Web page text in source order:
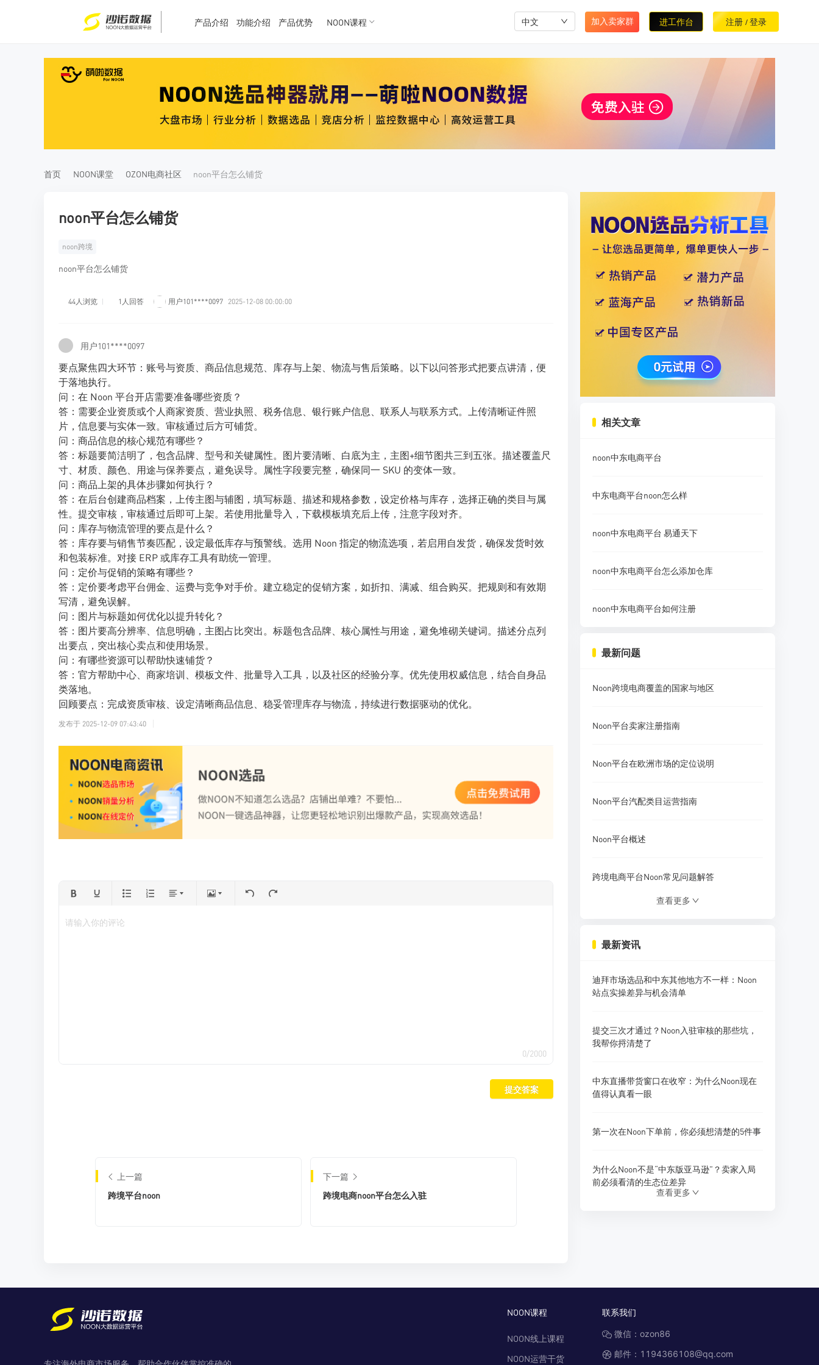
TK数据
TK数据
产品介绍 功能介绍 产品优势 NOON课程 中文 加入卖家群 进工作台 注册 /登录
首页 NOON课堂 OZON电商社区 noon平台怎么铺货
noon平台怎么铺货
noon跨境
noon平台怎么铺货
44人浏览 1人回答 用户101****0097 2025-12-08 00:00:00
用户101****0097
要点聚焦四大环节：账号与资质、商品信息规范、库存与上架、物流与售后策略。以下以问答形式把要点讲清，便
于落地执行。
问：在 Noon 平台开店需要准备哪些资质？
答：需要企业资质或个人商家资质、营业执照、税务信息、银行账户信息、联系人与联系方式。上传清晰证件照
片，信息要与实体一致。审核通过后方可铺货。
问：商品信息的核心规范有哪些？
答：标题要简洁明了，包含品牌、型号和关键属性。图片要清晰、白底为主，主图+细节图共三到五张。描述覆盖尺
寸、材质、颜色、用途与保养要点，避免误导。属性字段要完整，确保同一 SKU 的变体一致。
问：商品上架的具体步骤如何执行？
答：在后台创建商品档案，上传主图与辅图，填写标题、描述和规格参数，设定价格与库存，选择正确的类目与属
性。提交审核，审核通过后即可上架。若使用批量导入，下载模板填充后上传，注意字段对齐。
问：库存与物流管理的要点是什么？
答：库存要与销售节奏匹配，设定最低库存与预警线。选用 Noon 指定的物流选项，若启用自发货，确保发货时效
和包装标准。对接 ERP 或库存工具有助统一管理。
问：定价与促销的策略有哪些？
答：定价要考虑平台佣金、运费与竞争对手价。建立稳定的促销方案，如折扣、满减、组合购买。把规则和有效期
写清，避免误解。
问：图片与标题如何优化以提升转化？
答：图片要高分辨率、信息明确，主图占比突出。标题包含品牌、核心属性与用途，避免堆砌关键词。描述分点列
出要点，突出核心卖点和使用场景。
问：有哪些资源可以帮助快速铺货？
答：官方帮助中心、商家培训、模板文件、批量导入工具，以及社区的经验分享。优先使用权威信息，结合自身品
类落地。
回顾要点：完成资质审核、设定清晰商品信息、稳妥管理库存与物流，持续进行数据驱动的优化。
发布于 2025-12-09 07:43:40
0/2000
请输入你的评论
提交答案
上一篇
跨境平台noon
下一篇
跨境电商noon平台怎么入驻
相关文章
noon中东电商平台
中东电商平台noon怎么样
noon中东电商平台 易通天下
noon中东电商平台怎么添加仓库
noon中东电商平台如何注册
最新问题
Noon跨境电商覆盖的国家与地区
Noon平台卖家注册指南
Noon平台在欧洲市场的定位说明
Noon平台汽配类目运营指南
Noon平台概述
跨境电商平台Noon常见问题解答
Noon电商平台回款操作指南
NOON跨境电商培训常见问题
Noon平台邀请码常见问题
查看更多
最新资讯
迪拜市场选品和中东其他地方不一样：Noon
站点实操差异与机会清单
提交三次才通过？Noon入驻审核的那些坑，
我帮你捋清楚了
中东直播带货窗口在收窄：为什么Noon现在
值得认真看一眼
第一次在Noon下单前，你必须想清楚的5件事
为什么Noon不是“中东版亚马逊”？卖家入局
前必须看清的生态位差异
Noon下单后多久能收到？一份不玩套路的时
效指南
在Noon卖手机之前，先过这一关：资质、授
查看更多
NOON课程
NOON线上课程
NOON运营干货
联系我们
微信：ozon86
邮件：1194366108@qq.com